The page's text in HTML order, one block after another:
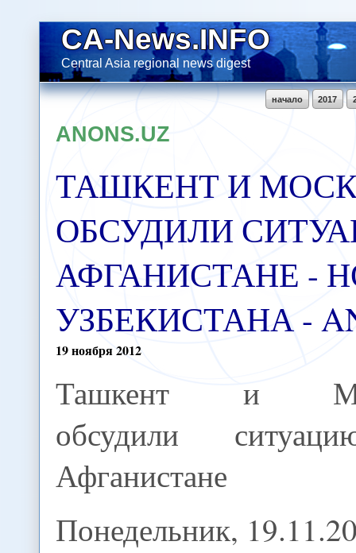
CA-News.INFO
Central Asia regional news digest
2017
начало
ANONS.UZ
ТАШКЕНТ И
ОБСУДИЛИ
АФГАНИСТАНЕ -
УЗБЕКИСТАНА -
19ноября2012
Ташкент и
обсудили
Афганистане
Понедельник,